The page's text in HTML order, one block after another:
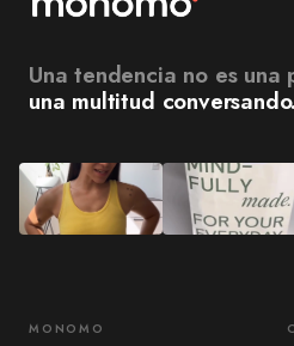
Una tendencia no es una
una multitud conversando.
MONOMO